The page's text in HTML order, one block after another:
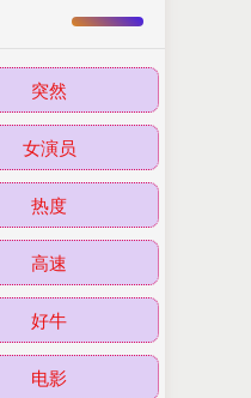
突然
女演员
热度
高速
好牛
电影